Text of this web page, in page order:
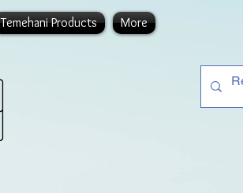
Temehani Products More